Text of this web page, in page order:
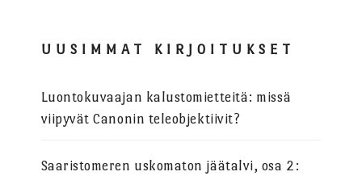
UUSIMMAT KIRJOITUKSET
Luontokuvaajan kalustomietteitä: missä
viipyvät Canonin teleobjektiivit?
Saaristomeren uskomaton jäätalvi, osa 2: